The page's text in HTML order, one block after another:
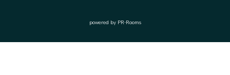
powered by PR-Rooms